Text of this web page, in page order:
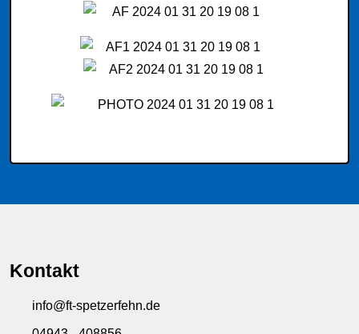
Kontakt
info@ft-spetzerfehn.de